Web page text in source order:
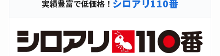
実績豊富で低価格！ シロアリ110番